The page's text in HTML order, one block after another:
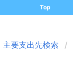
Top
主要支出先検索